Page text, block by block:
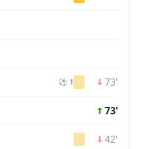
⚽ 1 73'
73'
42'